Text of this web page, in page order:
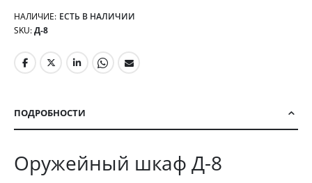
НАЛИЧИЕ: ЕСТЬ В НАЛИЧИИ
SKU Д-8
ПОДРОБНОСТИ
Оружейный шкаф Д-8